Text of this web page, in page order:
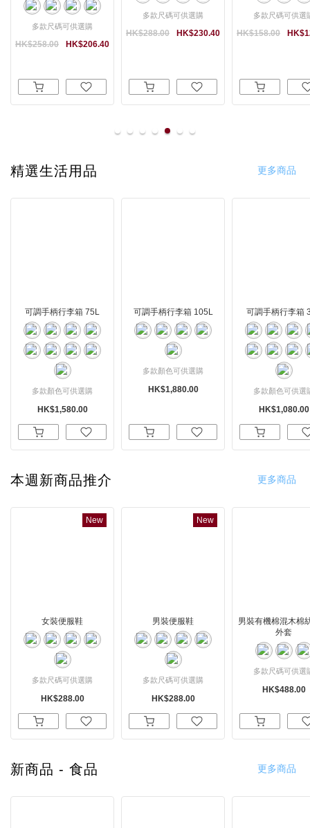
多款尺碼可供選購
HK$206.40
HK$258.00
多款尺碼可供選購
HK$230.40
HK$288.00
多款尺碼可供選
HK$158.00
line
精選生活用品
可調手柄行李箱 75L
多款顏色可供選購
HK$1,580.00
可調手柄行李箱 105L
多款顏色可供選購
HK$1,880.00
可調手柄行李箱
多款顏色可供選
HK$1,080.00
更多商品
本週新商品推介
New
女裝便服鞋
多款尺碼可供選購
HK$288.00
New
男裝便服鞋
多款尺碼可供選購
HK$288.00
男裝有機棉混木棉
外套
多款尺碼可供選
HK$488.00
更多商品
新商品 - 食品 更多商品